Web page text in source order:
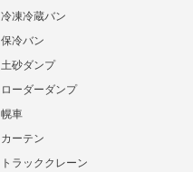
冷凍冷蔵バン
保冷バン
土砂ダンプ
ローダーダンプ
幌車
カーテン
トラッククレーン